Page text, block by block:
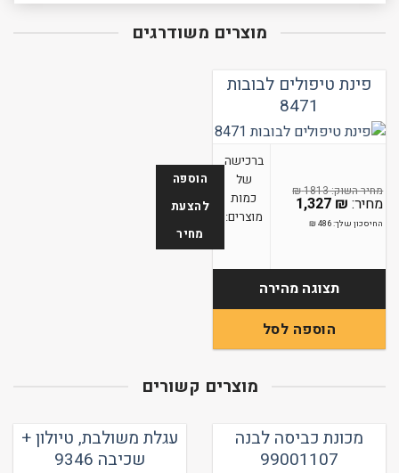
מוצרים משודרגים
פינת טיפולים לבובות
8471
1813
₪
1,327 ₪
החיסכון שלך:486
₪
ברכישה
של
כמות
מוצרים:
הוספה
להצעת
מחיר
תצוגה מהירה
הוספה לסל
מוצרים קשורים
מכונת כביסה לבנה
99001107
עגלת משולבת, טיולון +
שכיבה 9346